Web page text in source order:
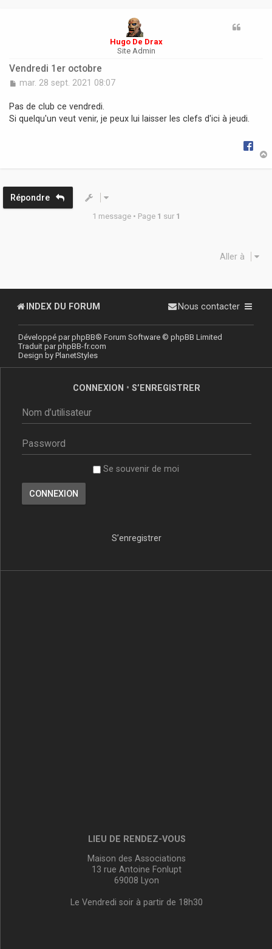
Hugo De Drax
Site Admin
Vendredi 1er octobre
M
s
a
mar. 28 sept. 2021 08:07
Pas de club ce vendredi.
Si quelqu'un veut venir, je peux lui laisser les clefs d'ici à jeudi.
Répondre
1 message • Page 1 sur 1
Aller à
INDEX DU FORUM Nous contacter
Développé parphpBB® Forum Software © phpBB Limited
Traduit parphpBB-fr.com
Design by PlanetStyles
CONNEXION • S’ENREGISTRER
Se souvenir de moi
S’enregistrer
LIEU DE RENDEZ-VOUS
Maison des Associations
13 rue Antoine Fonlupt
69008 Lyon
Le Vendredi soir à partir de 18h30